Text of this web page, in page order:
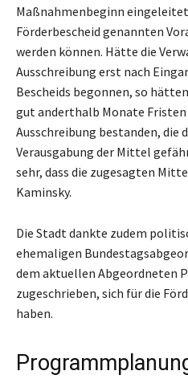
Maßnahmenbeginn
Förderbescheid genannten
werden können. Hätte die
Ausschreibung erst nach
Bescheids begonnen, so
gut anderthalb Monate
Ausschreibung bestanden, die
Verausgabung der Mittel
sehr, dass die zugesagten
Kaminsky.
Die Stadt dankte zudem
ehemaligen
dem aktuellen Abgeordneten
zugeschrieben, sich für die
haben.